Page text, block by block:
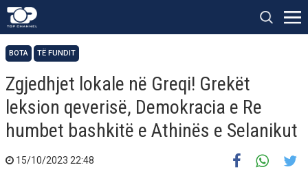
BOTA TË FUNDIT
Zgjedhjet lokale në Greqi! Grekët
leksion qeverisë, Demokracia e Re
humbet bashkitë e Athinës e Selanikut
15/10/2023 22:48